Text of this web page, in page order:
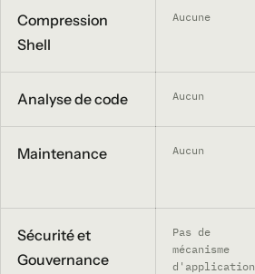
Compression
Shell
Aucune
Analyse de code Aucun
Maintenance Aucun
Sécurité et
Gouvernance
Pas de
mécanisme
d'application